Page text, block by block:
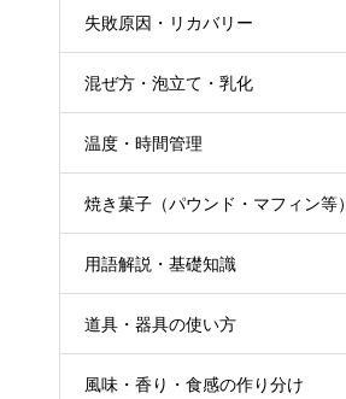
失敗原因・リカバリー
混ぜ方・泡立て・乳化
温度・時間管理
焼き菓子（パウンド・マフィン等）
用語解説・基礎知識
道具・器具の使い方
風味・香り・食感の作り分け